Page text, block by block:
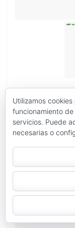
Utilizamos
funcionamiento
servicios. Puede
necesarias o